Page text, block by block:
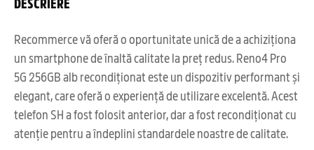
Recommerce vă oferă o oportunitate unică de a achiziționa
un smartphone de înaltă calitate la preț redus. Reno4 Pro
5G 256GB alb recondiționat este un dispozitiv performant și
elegant, care oferă o experiență de utilizare excelentă. Acest
telefon SH a fost folosit anterior, dar a fost recondiționat cu
atenție pentru a îndeplini standardele noastre de calitate.